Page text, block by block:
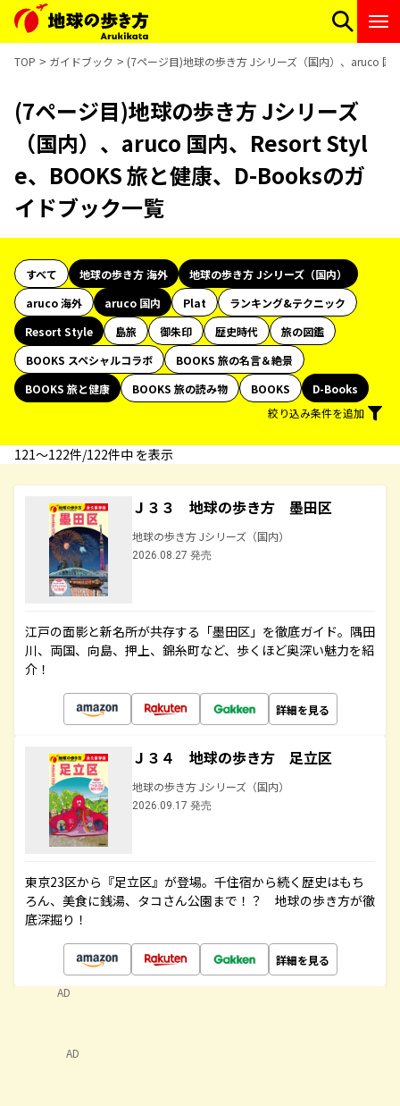
TOP ガイドブック (7ページ目)地球の歩き方 Jシリーズ（国内）、aruco
(7ページ目)地球の歩き方 Jシリーズ
（国内）、aruco 国内、Resort Styl
e、BOOKS 旅と健康、D-Booksのガ
イドブック一覧
すべて 地球の歩き方 海外
地球の歩き方 Jシリーズ（国内）
aruco 海外
aruco 国内 Plat
ランキング&テクニック
Resort Style
島旅 御朱印 歴史時代
旅の図鑑
BOOKS スペシャルコラボ
BOOKS 旅の名言＆絶景
BOOKS 旅と健康
BOOKS 旅の読み物 BOOKS
D-Books
絞り込み条件を追加
121〜122件/122件中 を表示
Ｊ３３ 地球の歩き方 墨田区
地球の歩き方 Jシリーズ（国内）
2026.08.27 発売
江戸の面影と新名所が共存する「墨田区」を徹底ガイド。隅田
川、両国、向島、押上、錦糸町など、歩くほど奥深い魅力を紹
介！
詳細を見る
Ｊ３４ 地球の歩き方 足立区
地球の歩き方 Jシリーズ（国内）
2026.09.17 発売
東京23区から『足立区』が登場。千住宿から続く歴史はもち
ろん、美食に銭湯、タコさん公園まで！？ 地球の歩き方が徹
底深掘り！
詳細を見る
AD
AD